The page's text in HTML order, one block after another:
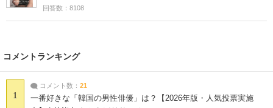
回答数：8108
コメントランキング
1
コメント数： 21
一番好きな「韓国の男性俳優」は？【2026年版・人気投票実施